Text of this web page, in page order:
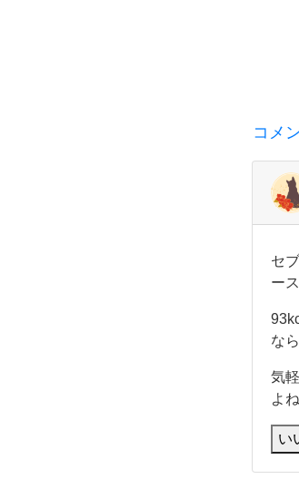
ど
お
っ
ち
ゃ
普
コメ
セ
プ
レ
ミ
ム
商
が
前
セ
ー
な
気
よね
い